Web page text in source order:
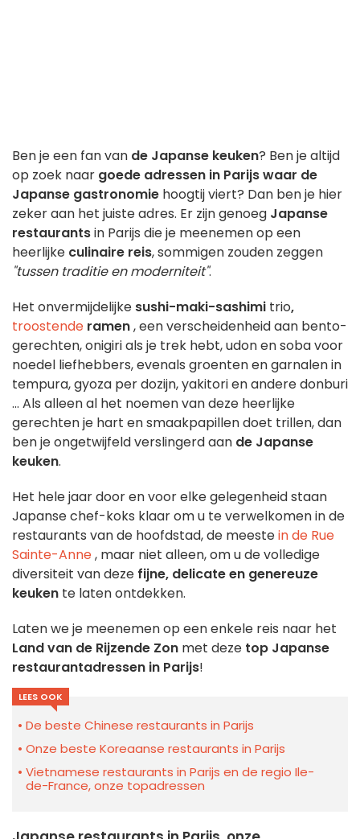
Ben je een fan van de Japanse keuken? Ben je altijd
op zoek naar goede adressen in Parijs waar de
Japanse gastronomie hoogtij viert? Dan ben je hier
zeker aan het juiste adres. Er zijn genoeg Japanse
restaurantsin Parijs die je meenemen op een
heerlijke culinaire reis, sommigen zouden zeggen
"tussen traditie en moderniteit".
Het onvermijdelijke sushi-maki-sashimi trio,
troostende ramen, een verscheidenheid aan bento-
gerechten, onigiri als je trek hebt, udon en soba voor
noedel liefhebbers, evenals groenten en garnalen in
tempura, gyoza per dozijn, yakitori en andere donburi
... Als alleen al het noemen van deze heerlijke
gerechten je hart en smaakpapillen doet trillen, dan
ben je ongetwijfeld verslingerd aan de Japanse
keuken.
Het hele jaar door en voor elke gelegenheid staan
Japanse chef-koks klaar om u te verwelkomen in de
restaurants van de hoofdstad, de meestein de Rue
Sainte-Anne, maar niet alleen, om u de volledige
diversiteit van deze fijne, delicate en genereuze
keuken te laten ontdekken.
Laten we je meenemen op een enkele reis naar het
Land van de Rijzende Zon met deze top Japanse
restaurantadressen in Parijs!
LEES OOK
De beste Chinese restaurants in Parijs
Onze beste Koreaanse restaurants in Parijs
Vietnamese restaurants in Parijs en de regio Ile-
de-France, onze topadressen